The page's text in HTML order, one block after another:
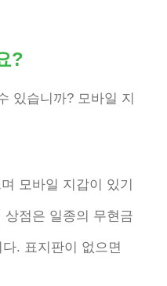
?
있습니까? 모바일 지
모바일 지갑이 있기
점은 일종의 무현금
. 표지판이 없으면